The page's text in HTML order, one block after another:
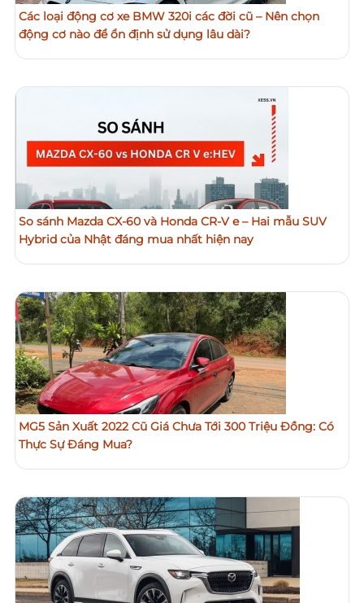
Các loại động cơ xe BMW 320i các đời cũ – Nên chọn
động cơ nào để ổn định sử dụng lâu dài?
So sánh Mazda CX-60 và Honda CR-V e – Hai mẫu SUV
Hybrid của Nhật đáng mua nhất hiện nay
MG5 Sản Xuất 2022 Cũ Giá Chưa Tới 300 Triệu Đồng: Có
Thực Sự Đáng Mua?